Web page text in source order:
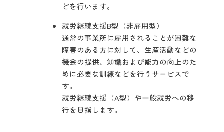
どを行います。
就労継続支援B型（非雇用型）
通常の事業所に雇用されることが困難な
障害のある方に対して、生産活動などの
機会の提供、知識および能力の向上のた
めに必要な訓練などを行うサービスで
す。
就労継続支援（A型）や一般就労への移
行を目指します。